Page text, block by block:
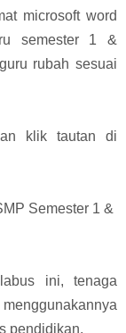
microsoft word
semester 1 &
rubah sesuai
klik tautan di
Semester 1 &
ini, tenaga
pendidikan.